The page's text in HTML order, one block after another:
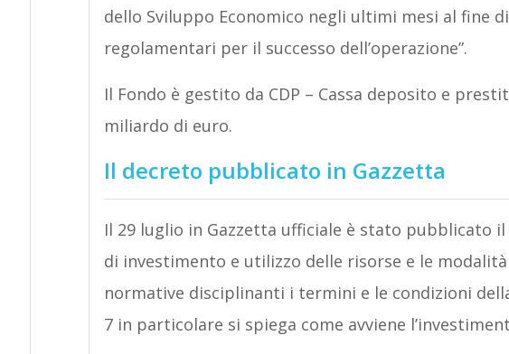
dello Sviluppo Economico negli ultimi mesi al fine
regolamentari per il successo dell’operazione”.
Il Fondo è gestito da CDP – Cassa deposito e
miliardo di euro.
Il decreto pubblicato in Gazzetta
Il 29 luglio in Gazzetta ufficiale è stato pubblicato
di investimento e utilizzo delle risorse e le
normative disciplinanti i termini e le condizioni
7 in particolare si spiega come avviene